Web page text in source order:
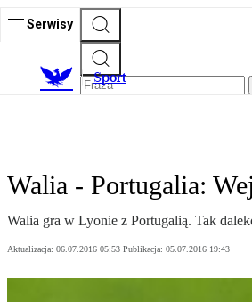
Serwisy
Sport
Walia - Portugalia:
Walia gra w Lyonie z Portugalią. Tak
Aktualizacja: 06.07.2016 05:53 Publikacja: 05.07.2016 19:43